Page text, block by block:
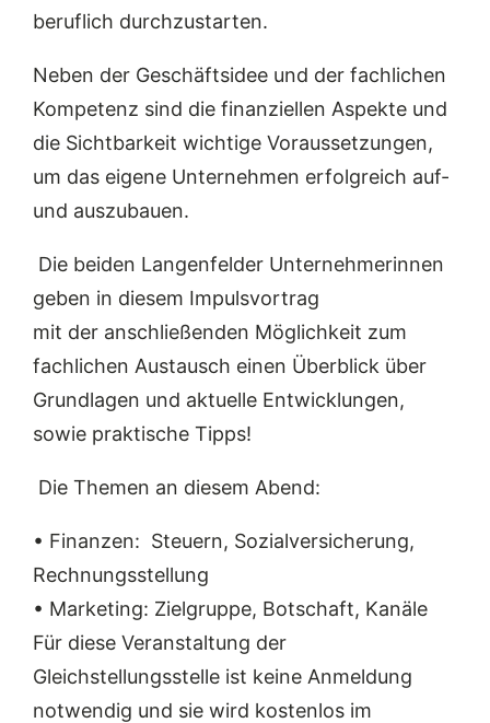
beruflich durchzustarten.
Neben der Geschäftsidee und der fachlichen
Kompetenz sind die finanziellen Aspekte und
die Sichtbarkeit wichtige Voraussetzungen,
um das eigene Unternehmen erfolgreich auf-
und auszubauen.
Die beiden Langenfelder Unternehmerinnen
geben in diesem Impulsvortrag
mit der anschließenden Möglichkeit zum
fachlichen Austausch einen Überblick über
Grundlagen und aktuelle Entwicklungen,
sowie praktische Tipps!
Die Themen an diesem Abend:
• Finanzen: Steuern, Sozialversicherung,
Rechnungsstellung
• Marketing: Zielgruppe, Botschaft, Kanäle
Für diese Veranstaltung der
Gleichstellungsstelle ist keine Anmeldung
notwendig und sie wird kostenlos im